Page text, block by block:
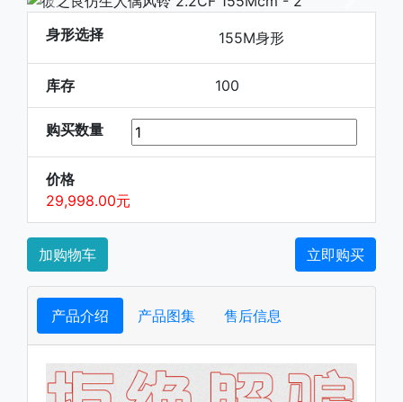
下一张
下一张
身形选择
155M身形
库存 100
购买数量
价格
29,998.00元
加购物车 立即购买
产品介绍 产品图集 售后信息